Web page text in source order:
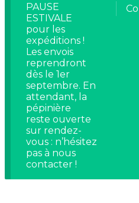
PAUSE
ESTIVALE
pour les
expéditions !
Les envois
reprendront
dès le 1er
septembre. En
attendant, la
pépinière
reste ouverte
sur rendez-
vous : n’hésitez
pas à nous
contacter !